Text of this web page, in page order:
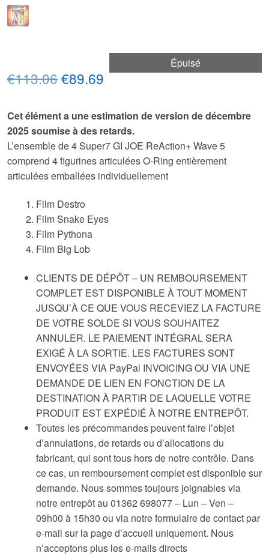
Épuisé
€113.06Le
initial
était :
€113.06.
€89.69 Le
actuel
est :
€89.69.
Cet élément a une estimation de version de décembre
2025 soumise à des retards.
L’ensemble de 4 Super7 GI JOE ReAction+ Wave 5
comprend 4 figurines articulées O-Ring entièrement
articulées emballées individuellement
Film Destro
Film Snake Eyes
Film Pythona
Film Big Lob
CLIENTS DE DÉPÔT – UN REMBOURSEMENT
COMPLET EST DISPONIBLE À TOUT MOMENT
JUSQU’À CE QUE VOUS RECEVIEZ LA FACTURE
DE VOTRE SOLDE SI VOUS SOUHAITEZ
ANNULER. LE PAIEMENT INTÉGRAL SERA
EXIGÉ À LA SORTIE. LES FACTURES SONT
ENVOYÉES VIA PayPal INVOICING OU VIA UNE
DEMANDE DE LIEN EN FONCTION DE LA
DESTINATION À PARTIR DE LAQUELLE VOTRE
PRODUIT EST EXPÉDIÉ À NOTRE ENTREPÔT.
Toutes les précommandes peuvent faire l’objet
d’annulations, de retards ou d’allocations du
fabricant, qui sont tous hors de notre contrôle. Dans
ce cas, un remboursement complet est disponible sur
demande. Nous sommes toujours joignables via
notre entrepôt au 01362 698077 – Lun – Ven –
09h00 à 15h30 ou via notre formulaire de contact par
e-mail sur la page d’accueil uniquement. Nous
n’acceptons plus les e-mails directs